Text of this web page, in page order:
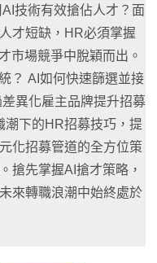
技術有效搶佔人才？面
才短缺，HR必須掌握
市場競爭中脫穎而出。
？ AI如何快速篩選並接
異化雇主品牌提升招募
潮下的HR招募技巧，提
化招募管道的全方位策
搶先掌握AI搶才策略，
來轉職浪潮中始終處於